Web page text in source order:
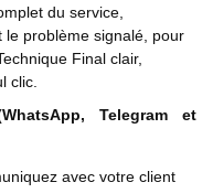
du service,
problème signalé, pour
Final clair,
clic.
Telegram et
avec votre client